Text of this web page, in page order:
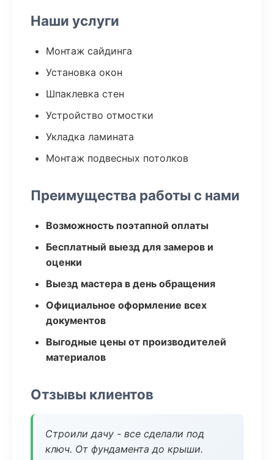
Наши услуги
Монтаж сайдинга
Установка окон
Шпаклевка стен
Устройство отмостки
Укладка ламината
Монтаж подвесных потолков
Преимущества работы с нами
Возможность поэтапной оплаты
Бесплатный выезд для замеров и
оценки
Выезд мастера в день обращения
Официальное оформление всех
документов
Выгодные цены от производителей
материалов
Отзывы клиентов
Строили дачу - все сделали под
ключ. От фундамента до крыши.